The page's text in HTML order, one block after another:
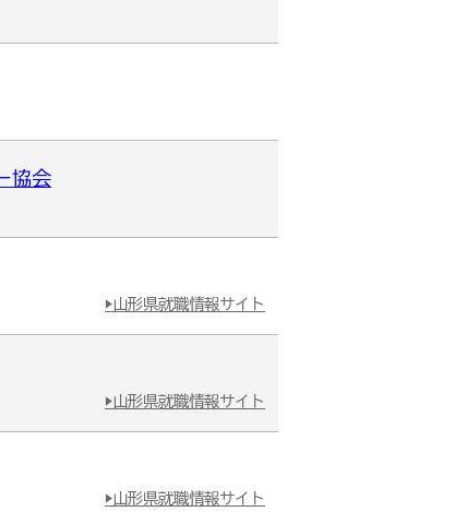
協会
▶山形県就職情報サイト
▶山形県就職情報サイト
▶山形県就職情報サイト